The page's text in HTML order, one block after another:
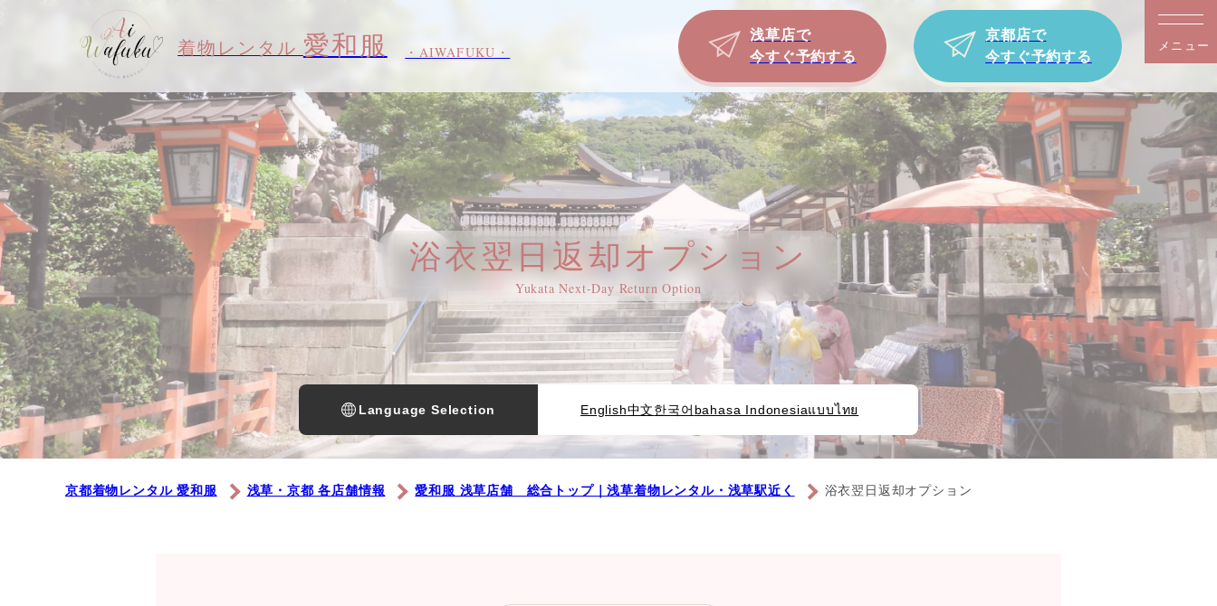
着物レンタル 愛和服 ・AIWAFUKU・
浅草店で
今すぐ予約する
京都店で
今すぐ予約する
メニュー
浴衣翌日返却オプション
Yukata Next-Day Return Option
京都着物レンタル 愛和服 浅草・京都 各店舗情報 愛和服 浅草店舗 総合トップ｜浅草着物レンタル・浅草駅近く 浴衣翌日返却オプション
Language Selection English中文한국어 bahasa Indonesiaแบบไทย